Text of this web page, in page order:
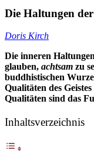
Die Haltungen
Doris Kirch
Die inneren
glauben, achtsam zu
buddhistischen
Qualitäten des
Qualitäten sind das
Inhaltsverzeichnis